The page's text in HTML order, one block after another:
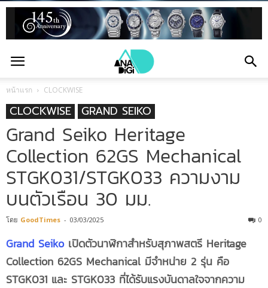
หน้าแรก CLOCKWISE
CLOCKWISE GRAND SEIKO
Grand Seiko Heritage
Collection 62GS Mechanical
STGK031/STGK033 ความงาม
บนตัวเรือน 30 มม.
โดย GoodTimes - 03/03/2025 0
Grand Seikoเปิดตัวนาฬิกาสำหรับสุภาพสตรี Heritage
Collection 62GS Mechanical มีจำหน่าย 2 รุ่น คือ
STGK031 และ STGK033 ที่ได้รับแรงบันดาลใจจากความ